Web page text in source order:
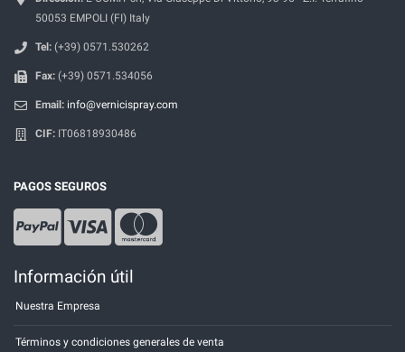
50053 EMPOLI (FI) Italy
Tel: (+39) 0571.530262
Fax: (+39) 0571.534056
Email: info@vernicispray.com
CIF: IT06818930486
PAGOS SEGUROS
Información útil
Nuestra Empresa
Términos y condiciones generales de venta